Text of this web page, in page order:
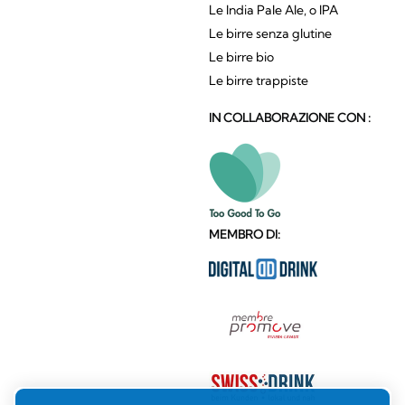
Le India Pale Ale, o IPA
Le birre senza glutine
Le birre bio
Le birre trappiste
IN COLLABORAZIONE CON :
MEMBRO DI: